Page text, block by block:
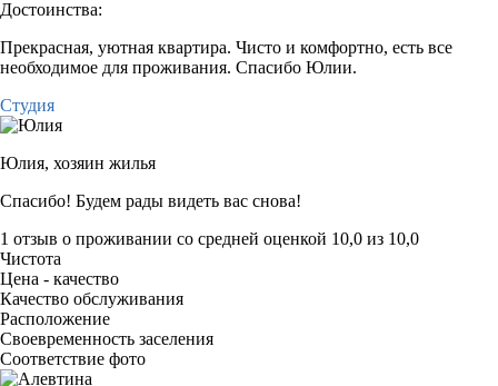
Достоинства:
Прекрасная, уютная квартира. Чисто и комфортно, есть все
необходимое для проживания. Спасибо Юлии.
Студия
Юлия, хозяин жилья
Спасибо! Будем рады видеть вас снова!
1 отзыв о проживании со средней оценкой 10,0 из 10,0
Чистота
Цена - качество
Качество обслуживания
Расположение
Своевременность заселения
Соответствие фото